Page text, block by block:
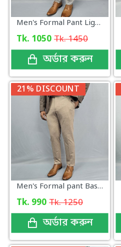
Men's Formal Pant Light Grey Check
Tk. 1050 Tk. 1450
অর্ডার করুন
21% DISCOUNT
Men's Formal pant Base color new
Tk. 990 Tk. 1250
অর্ডার করুন